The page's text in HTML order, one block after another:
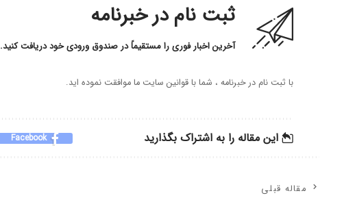
ثبت نام در خبرنامه
آخرین اخبار فوری را مستقیماً در صندوق ورودی خود دریافت کنید.
با ثبت نام در خبرنامه ، شما با قوانین سایت ما موافقت نموده اید.
این مقاله را به اشتراک بگذارید Facebook
مقاله قبلی